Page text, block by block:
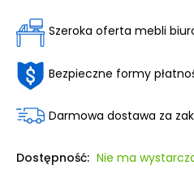
Szeroka oferta mebli
Bezpieczne formy
Darmowa dostawa za
Dostępność: Nie ma